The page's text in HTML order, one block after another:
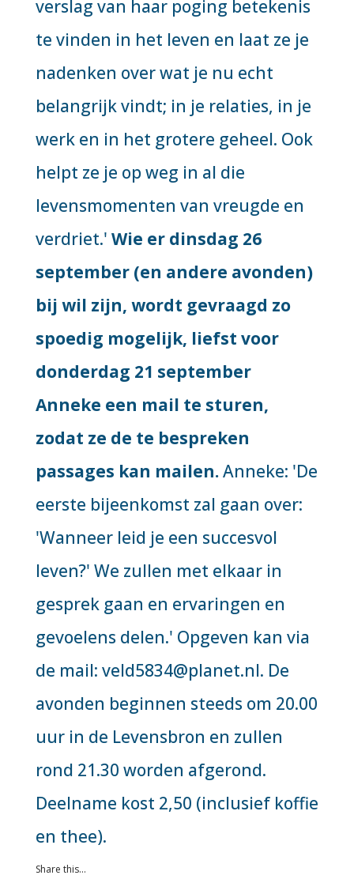
verslag van haar poging betekenis
te vinden in het leven en laat ze je
nadenken over wat je nu echt
belangrijk vindt; in je relaties, in je
werk en in het grotere geheel. Ook
helpt ze je op weg in al die
levensmomenten van vreugde en
verdriet.' Wie er dinsdag 26
september (en andere avonden)
bij wil zijn, wordt gevraagd zo
spoedig mogelijk, liefst voor
donderdag 21 september
Anneke een mail te sturen,
zodat ze de te bespreken
passages kan mailen.Anneke: 'De
eerste bijeenkomst zal gaan over:
'Wanneer leid je een succesvol
leven?' We zullen met elkaar in
gesprek gaan en ervaringen en
gevoelens delen.' Opgeven kan via
de mail: veld5834@planet.nl. De
avonden beginnen steeds om 20.00
uur in de Levensbron en zullen
rond 21.30 worden afgerond.
Deelname kost 2,50 (inclusief koffie
en thee).
Share this...